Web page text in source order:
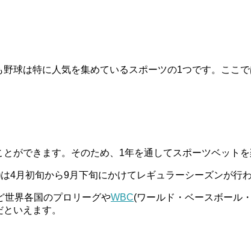
球は特に人気を集めているスポーツの1つです。ここ
ができます。そのため、1年を通してスポーツベットを
月初旬から9月下旬にかけてレギュラーシーズンが行わ
世界各国のプロリーグやWBC(ワールド・ベースボール
いえます。